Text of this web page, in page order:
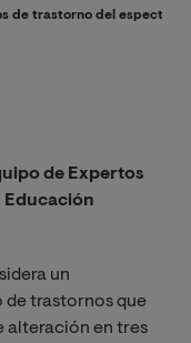
de trastorno del espectro
de Expertos
Educación
un
trastornos que
alteración en tres